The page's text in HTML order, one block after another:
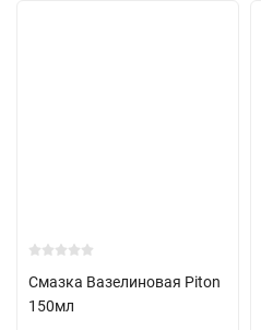
Смазка Вазелиновая Piton
150мл